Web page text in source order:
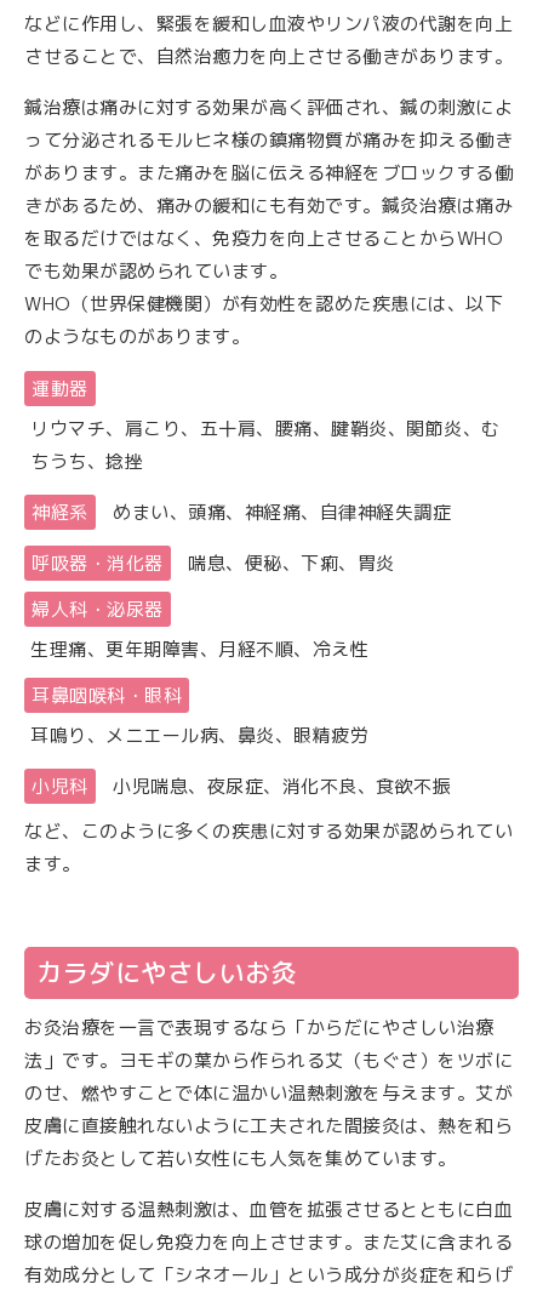
などに作用し、緊張を緩和し血液やリンパ液の代謝を向上
させることで、自然治癒力を向上させる働きがあります。
鍼治療は痛みに対する効果が高く評価され、鍼の刺激によ
って分泌されるモルヒネ様の鎮痛物質が痛みを抑える働き
があります。また痛みを脳に伝える神経をブロックする働
きがあるため、痛みの緩和にも有効です。鍼灸治療は痛み
を取るだけではなく、免疫力を向上させることからWHO
でも効果が認められています。
WHO（世界保健機関）が有効性を認めた疾患には、以下
のようなものがあります。
運動器
リウマチ、肩こり、五十肩、腰痛、腱鞘炎、関節炎、む
ちうち、捻挫
神経系
めまい、頭痛、神経痛、自律神経失調症
呼吸器・消化器
喘息、便秘、下痢、胃炎
婦人科・泌尿器
生理痛、更年期障害、月経不順、冷え性
耳鼻咽喉科・眼科
耳鳴り、メニエール病、鼻炎、眼精疲労
小児科
小児喘息、夜尿症、消化不良、食欲不振
など、このように多くの疾患に対する効果が認められてい
ます。
カラダにやさしいお灸
お灸治療を一言で表現するなら「からだにやさしい治療
法」です。ヨモギの葉から作られる艾（もぐさ）をツボに
のせ、燃やすことで体に温かい温熱刺激を与えます。艾が
皮膚に直接触れないように工夫された間接灸は、熱を和ら
げたお灸として若い女性にも人気を集めています。
皮膚に対する温熱刺激は、血管を拡張させるとともに白血
球の増加を促し免疫力を向上させます。また艾に含まれる
有効成分として「シネオール」という成分が炎症を和らげ